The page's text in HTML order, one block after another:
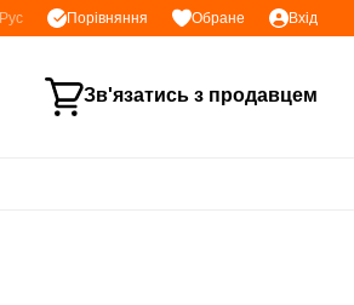
Рус Порівняння Обране Вхід
Зв'язатись з продавцем